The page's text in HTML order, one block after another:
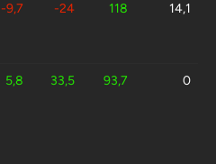
-9,7 -24 118 14,1
5,8 33,5 93,7 0